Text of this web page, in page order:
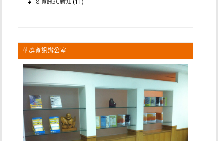
8.資訊3C新知 (11)
華群資訊辦公室